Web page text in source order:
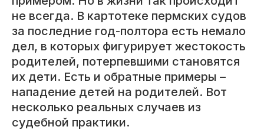
не всегда. В картотеке пермских судов
за последние год-полтора есть немало
дел, в которых фигурирует жестокость
родителей, потерпевшими становятся
их дети. Есть и обратные примеры –
нападение детей на родителей. Вот
несколько реальных случаев из
судебной практики.